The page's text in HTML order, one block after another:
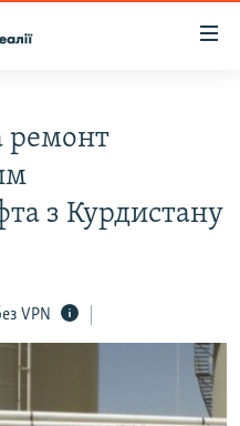
ремонт
з Курдистану
VPN